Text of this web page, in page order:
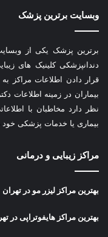
وبسایت برترین پزشک
برترین پزشک یکی از
دندانپزشکی کلینیک های
قرار دادن اطلاعات
بیماران در زمینه اطلاعات
نظر دارد مخاطبان با
بیماری یا خدمات پزشکی خود
مراکز زیبایی و درمانی
بهترین مراکز لیزر مو در تهران
بهترین مراکز هایفوتراپی در